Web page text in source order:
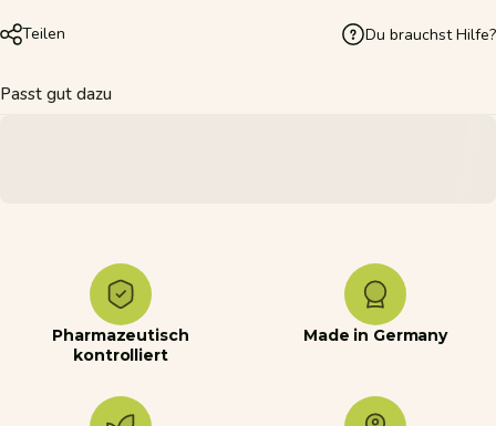
Teilen Du brauchst Hilfe?
Passt gut dazu
Pharmazeutisch
kontrolliert
Made in Germany